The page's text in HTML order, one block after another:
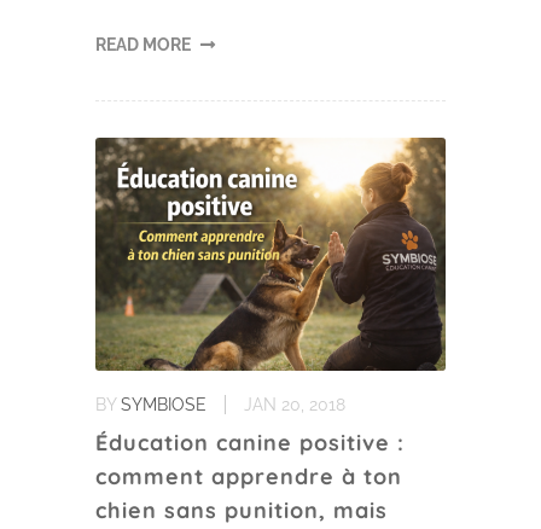
READ MORE
BYSYMBIOSE JAN 20, 2018
Éducation canine positive :
comment apprendre à ton
chien sans punition, mais